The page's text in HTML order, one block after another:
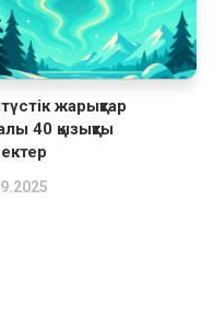
жарықтар
40 қызықты